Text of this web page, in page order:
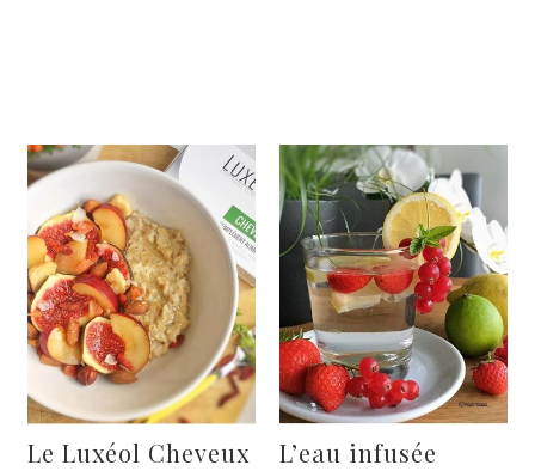
Le Luxéol Cheveux L’eau infusée